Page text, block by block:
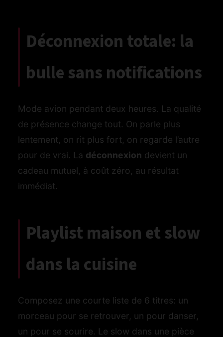
Déconnexion totale: la
bulle sans notifications
Mode avion pendant deux heures. La qualité
de présence change tout. On parle plus
lentement, on rit plus fort, on regarde l’autre
pour de vrai. La déconnexion devient un
cadeau mutuel, à coût zéro, au résultat
immédiat.
Playlist maison et slow
dans la cuisine
Composez une courte liste de 6 titres: un
morceau pour se retrouver, un pour danser,
un pour se sourire. Le slow dans une pièce